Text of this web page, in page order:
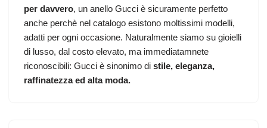
per davvero, un anello Gucci è sicuramente perfetto
anche perchè nel catalogo esistono moltissimi modelli,
adatti per ogni occasione. Naturalmente siamo su gioielli
di lusso, dal costo elevato, ma immediatamnete
riconoscibili: Gucci è sinonimo di stile, eleganza,
raffinatezza ed alta moda.